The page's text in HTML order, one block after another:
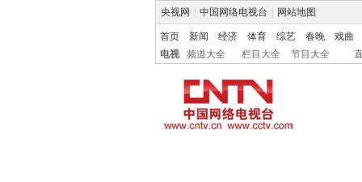
央视网 中国网络电视台 网站地图
首页 新闻 经济 体育 综艺 春晚
戏曲
电视
频道大全 栏目大全 节目大全